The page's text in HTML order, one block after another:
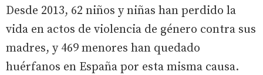
Desde 2013, 62 niños y niñas han perdido la
vida en actos de violencia de género contra sus
madres, y 469 menores han quedado
huérfanos en España por esta misma causa.